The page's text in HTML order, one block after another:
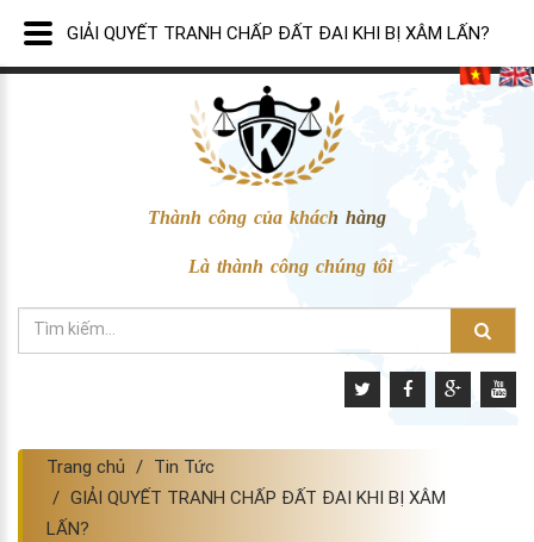
Thành công của khách hàng
Là thành công chúng tôi
Trang chủ
Tin Tức
GIẢI QUYẾT TRANH CHẤP ĐẤT ĐAI KHI BỊ XÂM
LẤN?
GIẢI QUYẾT TRANH CHẤP ĐẤT ĐAI KHI BỊ XÂM LẤN?